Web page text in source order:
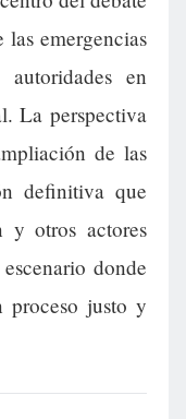
emergencias
en
La perspectiva
de las
definitiva que
otros actores
donde
proceso justo y